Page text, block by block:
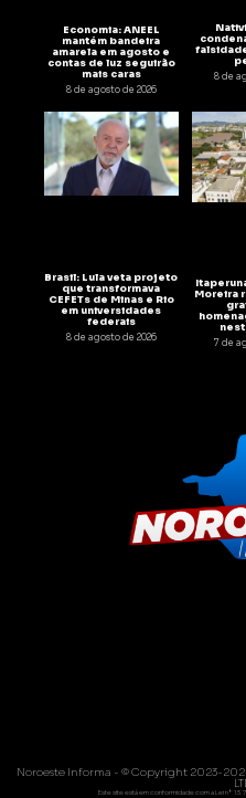
Economia: ANEEL
mantém bandeira
amarela em agosto e
contas de luz seguirão
mais caras
8 de agosto de 2026
8 de
Brasil: Lula veta projeto
que transformava
CEFETs de Minas e Rio
em universidades
federais
8 de agosto de 2026
Moreira
7 de
Noroeste Informa - © Copyright 2023-2025
Este site está em conformidade com a Lei nº